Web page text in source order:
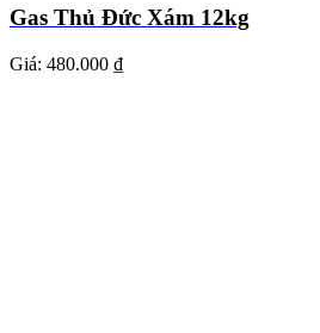
Gas Thủ Đức Xám 12kg
Giá: 480.000 ₫